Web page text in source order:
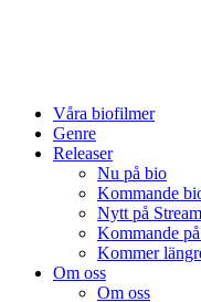
Våra biofilmer
Genre
Releaser
Nu på bio
Kommande
Nytt på
Kommande
Kommer
Om oss
Om oss